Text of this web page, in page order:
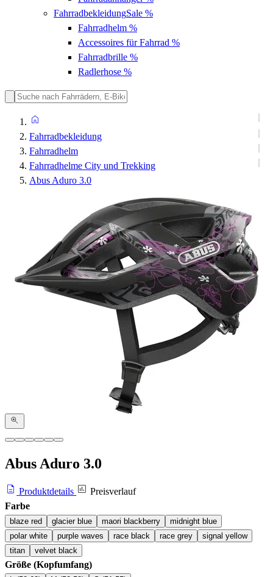
FahrradbekleidungSale %
Fahrradhelm %
Accessoires für Fahrrad %
Fahrradbrille %
Radlerhose %
Fahrradbekleidung
Fahrradhelm
Fahrradhelme City und Trekking
Abus Aduro 3.0
Abus Aduro 3.0
Produktdetails
Preisverlauf
Farbe
blaze red glacier blue maori blackberry
midnight blue
polar white
purple waves race black race grey
signal yellow
titan
velvet black
Größe (Kopfumfang)